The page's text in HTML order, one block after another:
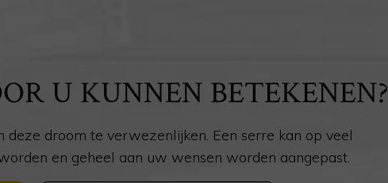
U KUNNEN BETEKENEN?
droom te verwezenlijken. Een serre kan op veel
en geheel aan uw wensen worden aangepast.